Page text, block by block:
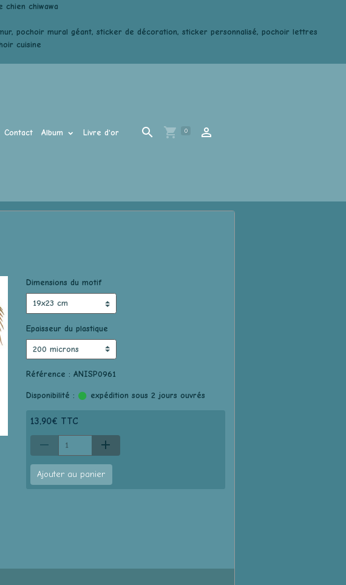
chien chiwawa
pochoir mural géant, sticker de décoration, sticker personnalisé, pochoir lettres
cuisine
Contact Album Livre d'or 0
Dimensions du motif
Epaisseur du plastique
Référence : ANISP0961
Disponibilité : expédition sous 2 jours ouvrés
13,90€ TTC
Ajouter au panier